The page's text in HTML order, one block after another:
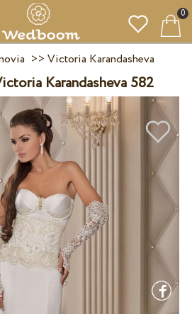
0
>> Victoria Karandasheva
Karandasheva 582